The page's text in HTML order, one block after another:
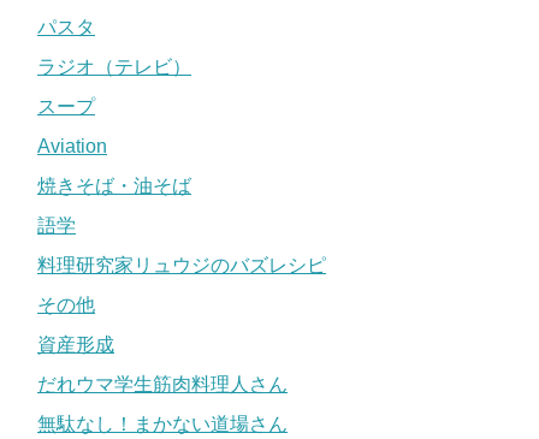
パスタ
ラジオ（テレビ）
スープ
Aviation
焼きそば・油そば
語学
料理研究家リュウジのバズレシピ
その他
資産形成
だれウマ学生筋肉料理人さん
無駄なし！まかない道場さん